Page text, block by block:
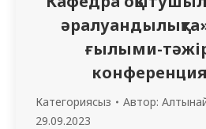
ғылыми-
Категориясыз Автор:
29.09.2023